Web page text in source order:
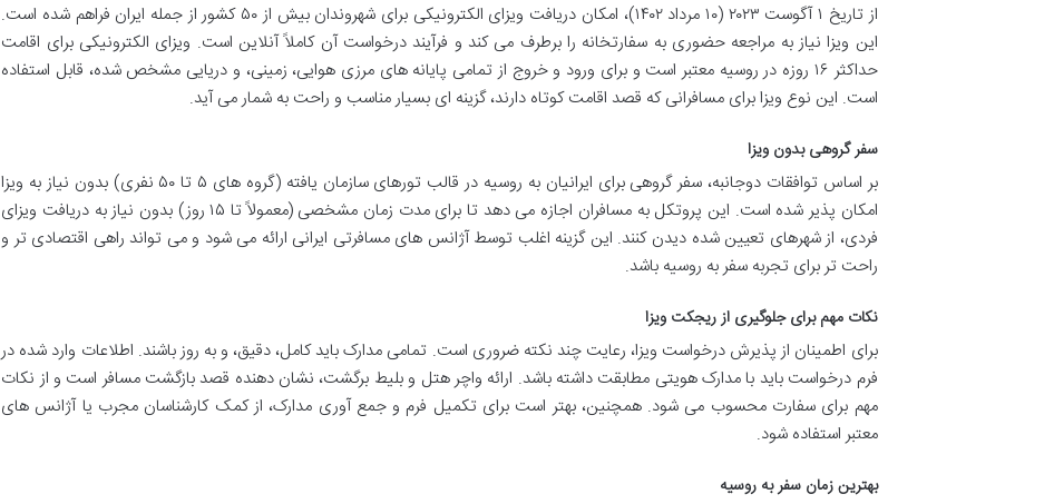
از تاریخ ۱ آگوست ۲۰۲۳ (۱۰ مرداد ۱۴۰۲)، امکان دریافت ویزای الکترونیکی برای شهروندان بیش از ۵۰ کشور از جمله ایران فراهم شده است.
این ویزا نیاز به مراجعه حضوری به سفارتخانه را برطرف می کند و فرآیند درخواست آن کاملاً آنلاین است. ویزای الکترونیکی برای اقامت
حداکثر ۱۶ روزه در روسیه معتبر است و برای ورود و خروج از تمامی پایانه های مرزی هوایی، زمینی، و دریایی مشخص شده، قابل استفاده
است. این نوع ویزا برای مسافرانی که قصد اقامت کوتاه دارند، گزینه ای بسیار مناسب و راحت به شمار می آید.
سفر گروهی بدون ویزا
بر اساس توافقات دوجانبه، سفر گروهی برای ایرانیان به روسیه در قالب تورهای سازمان یافته (گروه های ۵ تا ۵۰ نفری) بدون نیاز به ویزا
امکان پذیر شده است. این پروتکل به مسافران اجازه می دهد تا برای مدت زمان مشخصی (معمولاً تا ۱۵ روز) بدون نیاز به دریافت ویزای
فردی، از شهرهای تعیین شده دیدن کنند. این گزینه اغلب توسط آژانس های مسافرتی ایرانی ارائه می شود و می تواند راهی اقتصادی تر و
راحت تر برای تجربه سفر به روسیه باشد.
نکات مهم برای جلوگیری از ریجکت ویزا
برای اطمینان از پذیرش درخواست ویزا، رعایت چند نکته ضروری است. تمامی مدارک باید کامل، دقیق، و به روز باشند. اطلاعات وارد شده در
فرم درخواست باید با مدارک هویتی مطابقت داشته باشد. ارائه واچر هتل و بلیط برگشت، نشان دهنده قصد بازگشت مسافر است و از نکات
مهم برای سفارت محسوب می شود. همچنین، بهتر است برای تکمیل فرم و جمع آوری مدارک، از کمک کارشناسان مجرب یا آژانس های
معتبر استفاده شود.
بهترین زمان سفر به روسیه